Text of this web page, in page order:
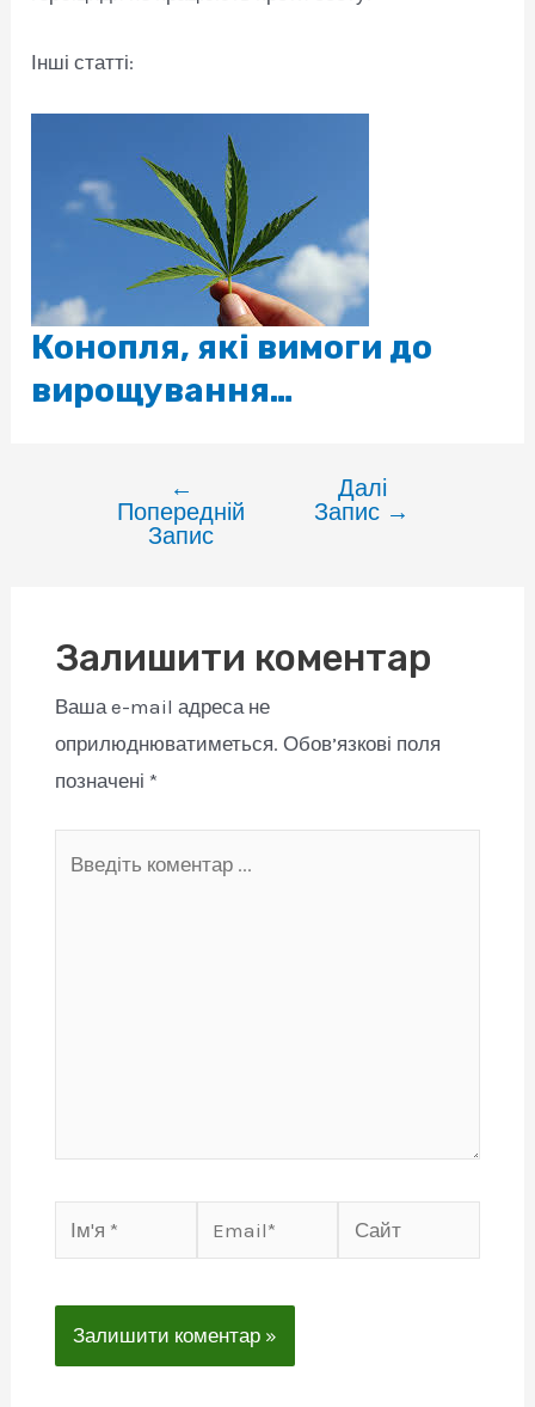
Інші статті:
Конопля, які вимоги до
вирощування…
записів
←
Попередній
Запис
Далі
Запис →
Залишити коментар
Ваша e-mail адреса не
оприлюднюватиметься. Обов’язкові поля
позначені *
Ім'я
*
Email* Сайт